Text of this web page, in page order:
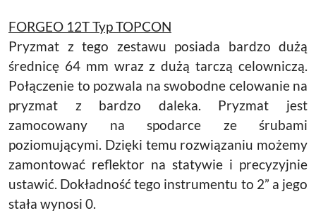
FORGEO 12T Typ TOPCON
Pryzmat z tego zestawu posiada bardzo dużą
średnicę 64 mm wraz z dużą tarczą celowniczą.
Połączenie to pozwala na swobodne celowanie na
pryzmat z bardzo daleka. Pryzmat jest
zamocowany na spodarce ze śrubami
poziomującymi. Dzięki temu rozwiązaniu możemy
zamontować reflektor na statywie i precyzyjnie
ustawić. Dokładność tego instrumentu to 2” a jego
stała wynosi 0.